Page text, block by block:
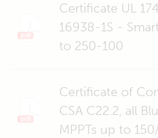
Certificate UL
16938-1S -
to 250-100
Certificate of
CSA C22.2, all
MPPTs up to